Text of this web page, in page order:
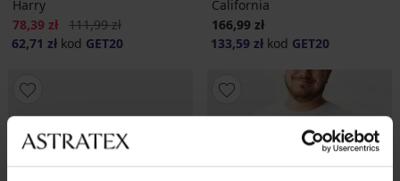
Harry
Zniżka
78,39 zł Pierwotna cena
111,99 zł
62,71 zł kod GET20
California
166,99 zł
133,59 zł kod GET20